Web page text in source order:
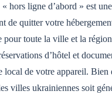
hors ligne d’abord » est
de quitter votre
pour toute la ville et la
d’hôtel et
local de votre appareil. Bien
villes ukrainiennes soit